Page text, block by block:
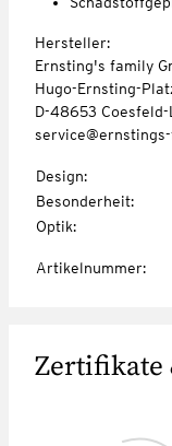
Hersteller:
Ernsting's family
Hugo-Ernsting-
D-48653
Design:
Besonderheit:
Optik:
Artikelnummer:
Zertifikate